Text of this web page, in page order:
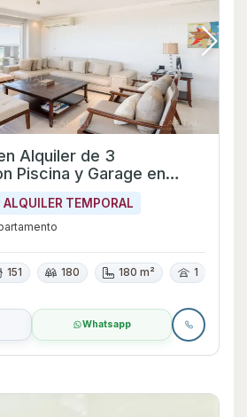
Alquiler de 3
Piscina y Garage en
ALQUILER TEMPORAL
151 180 180 m² 1
Whatsapp